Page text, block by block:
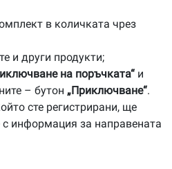
в количката чрез
и други продукти;
на поръчката“ и
– бутон „Приключване“.
сте регистрирани, ще
информация за направената